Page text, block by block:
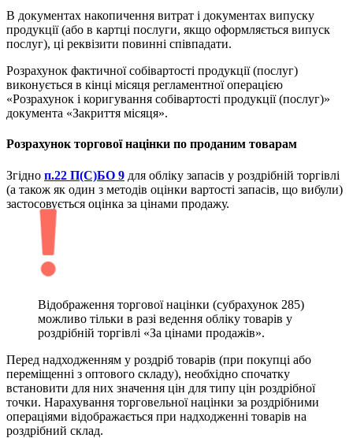
В документах накопичення витрат і документах випуску
продукції (або в картці послуги, якщо оформляється випуск
послуг), ці реквізити повинні співпадати.
Розрахунок фактичної собівартості продукції (послуг)
виконується в кінці місяця регламентної операцією
«Розрахунок і коригування собівартості продукції (послуг)»
документа «Закриття місяця».
Розрахунок торгової націнки по проданим товарам
Згідно п.22 П(С)БО 9 для обліку запасів у роздрібній торгівлі
(а також як один з методів оцінки вартості запасів, що вибули)
застосовується оцінка за цінами продажу.
Відображення торгової націнки (субрахунок 285)
можливо тільки в разі ведення обліку товарів у
роздрібній торгівлі «За цінами продажів».
Перед надходженням у роздріб товарів (при покупці або
переміщенні з оптового складу), необхідно спочатку
встановити для них значення цін для типу цін роздрібної
точки. Нарахування торговельної націнки за роздрібними
операціями відображається при надходженні товарів на
роздрібний склад.